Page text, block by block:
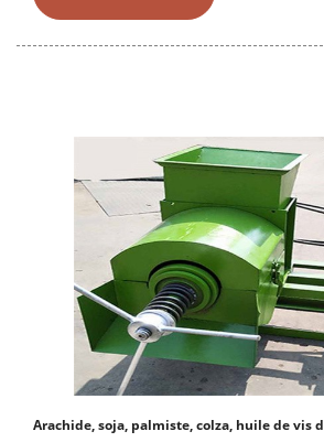
De quoi ai-je besoin pour proposer un prix ? 1.
Arachide, soja, palmiste, colza, huile de vis